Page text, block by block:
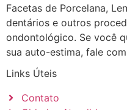
Facetas de Porcelana,
dentários e outros
ondontológico. Se você
sua auto-estima, fale
Links Úteis
Contato